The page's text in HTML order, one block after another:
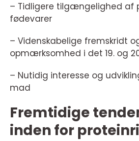
– Tidligere tilgængelighed af
fødevarer
– Videnskabelige fremskridt
opmærksomhed i det 19. og
– Nutidig interesse og
mad
Fremtidige
inden for